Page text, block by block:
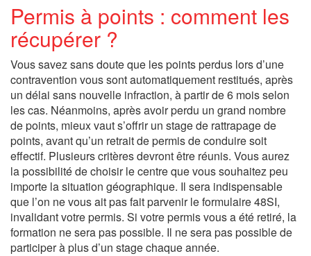
Permis à points : comment les
récupérer ?
Vous savez sans doute que les points perdus lors d’une
contravention vous sont automatiquement restitués, après
un délai sans nouvelle infraction, à partir de 6 mois selon
les cas. Néanmoins, après avoir perdu un grand nombre
de points, mieux vaut s’offrir un stage de rattrapage de
points, avant qu’un retrait de permis de conduire soit
effectif. Plusieurs critères devront être réunis. Vous aurez
la possibilité de choisir le centre que vous souhaitez peu
importe la situation géographique. Il sera indispensable
que l’on ne vous ait pas fait parvenir le formulaire 48SI,
invalidant votre permis. Si votre permis vous a été retiré, la
formation ne sera pas possible. Il ne sera pas possible de
participer à plus d’un stage chaque année.